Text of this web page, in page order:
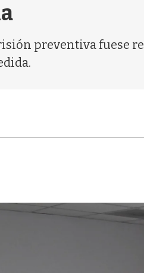
preventiva fuese